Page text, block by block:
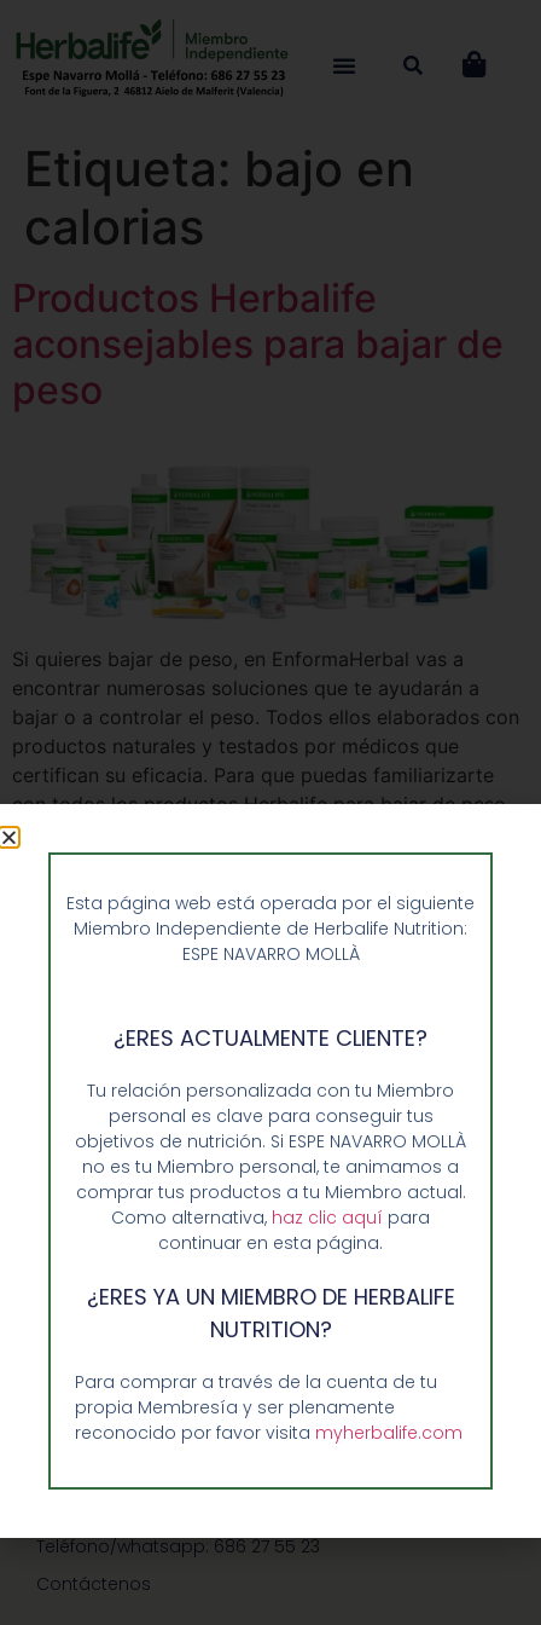
Etiqueta: bajo en
calorias
Productos Herbalife
aconsejables para bajar de
peso
Si quieres bajar de peso, en EnformaHerbal vas a
encontrar numerosas soluciones que te ayudarán a
bajar o a controlar el peso. Todos ellos elaborados con
productos naturales y testados por médicos que
certifican su eficacia. Para que puedas familiarizarte
con todos los productos Herbalife para bajar de peso,
hemos redactado este artículo en el que […]
Opiniones de Clientes
Ventajas de Comprar en Enformaherbal.com
GUIA RAPIDA Y AYUDA
Teléfono/whatsapp: 686 27 55 23
Contáctenos
Esta página web está operada por el siguiente
Miembro Independiente de Herbalife Nutrition:
ESPE NAVARRO MOLLÀ
¿ERES ACTUALMENTE CLIENTE?
Tu relación personalizada con tu Miembro
personal es clave para conseguir tus
objetivos de nutrición. Si ESPE NAVARRO MOLLÀ
no es tu Miembro personal, te animamos a
comprar tus productos a tu Miembro actual.
Como alternativa, haz clic aquí para
continuar en esta página.
¿ERES YA UN MIEMBRO DE HERBALIFE
NUTRITION?
Para comprar a través de la cuenta de tu
propia Membresía y ser plenamente
reconocido por favor visita myherbalife.com